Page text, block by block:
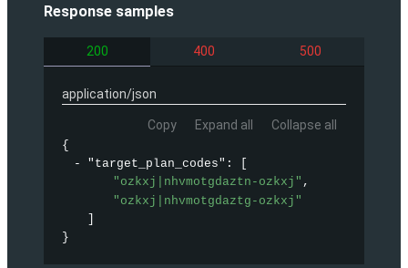
Response samples
200 400 500
application/json
Copy Expand all Collapse all
{
"target_plan_codes" :
"ozkxj|nhvmotgdaztn-ozkxj" ,
"ozkxj|nhvmotgdaztg-ozkxj"
}